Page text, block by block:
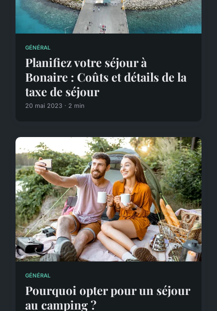
GÉNÉRAL
Planifiez votre séjour à
Bonaire : Coûts et détails de la
taxe de séjour
20 mai 2023 · 2 min
GÉNÉRAL
Pourquoi opter pour un séjour
au camping ?